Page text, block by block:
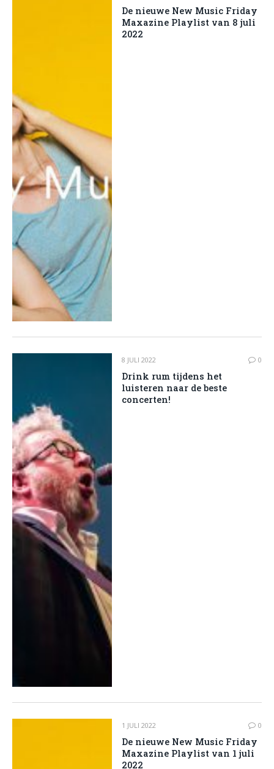
De nieuwe New Music Friday
Maxazine Playlist van 8 juli
2022
8 JULI 2022 0
Drink rum tijdens het
luisteren naar de beste
concerten!
1 JULI 2022 0
De nieuwe New Music Friday
Maxazine Playlist van 1 juli
2022